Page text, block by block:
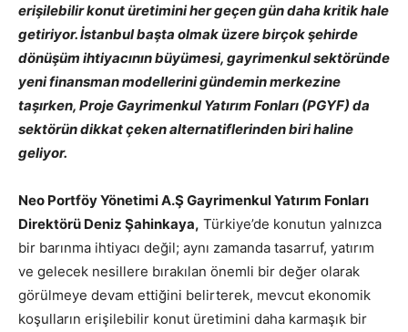
erişilebilir konut üretimini her geçen gün daha kritik hale
getiriyor. İstanbul başta olmak üzere birçok şehirde
dönüşüm ihtiyacının büyümesi, gayrimenkul sektöründe
yeni finansman modellerini gündemin merkezine
taşırken, Proje Gayrimenkul Yatırım Fonları (PGYF) da
sektörün dikkat çeken alternatiflerinden biri haline
geliyor.
Neo Portföy Yönetimi A.Ş Gayrimenkul Yatırım Fonları
Direktörü Deniz Şahinkaya, Türkiye’de konutun yalnızca
bir barınma ihtiyacı değil; aynı zamanda tasarruf, yatırım
ve gelecek nesillere bırakılan önemli bir değer olarak
görülmeye devam ettiğini belirterek, mevcut ekonomik
koşulların erişilebilir konut üretimini daha karmaşık bir